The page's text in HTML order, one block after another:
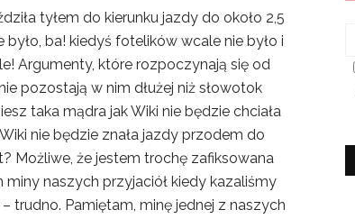
tyłem do kierunku jazdy do około 2,5
ba! kiedyś fotelików wcale nie było i
Argumenty, które rozpoczynają się od
pozostają w nim dłużej niż słowotok
taka mądra jak Wiki nie będzie chciała
nie będzie znała jazdy przodem do
Możliwe, że jestem trochę zafiksowana
naszych przyjaciół kiedy kazaliśmy
trudno. Pamiętam, minę jednej z naszych